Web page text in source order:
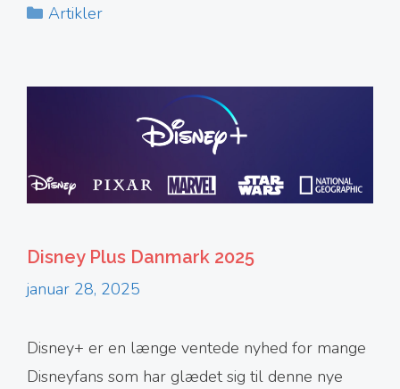
Kategorier
Artikler
Disney Plus Danmark 2025
januar 28, 2025
Disney+ er en længe ventede nyhed for mange
Disneyfans som har glædet sig til denne nye